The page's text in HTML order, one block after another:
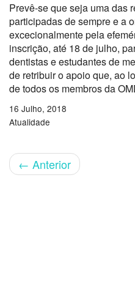
Prevê-se que seja uma das
participadas de sempre e a
excecionalmente pela
inscrição, até 18 de julho,
dentistas e estudantes de
de retribuir o apoio que, ao
de todos os membros da
16 Julho, 2018
Atualidade
← Anterior